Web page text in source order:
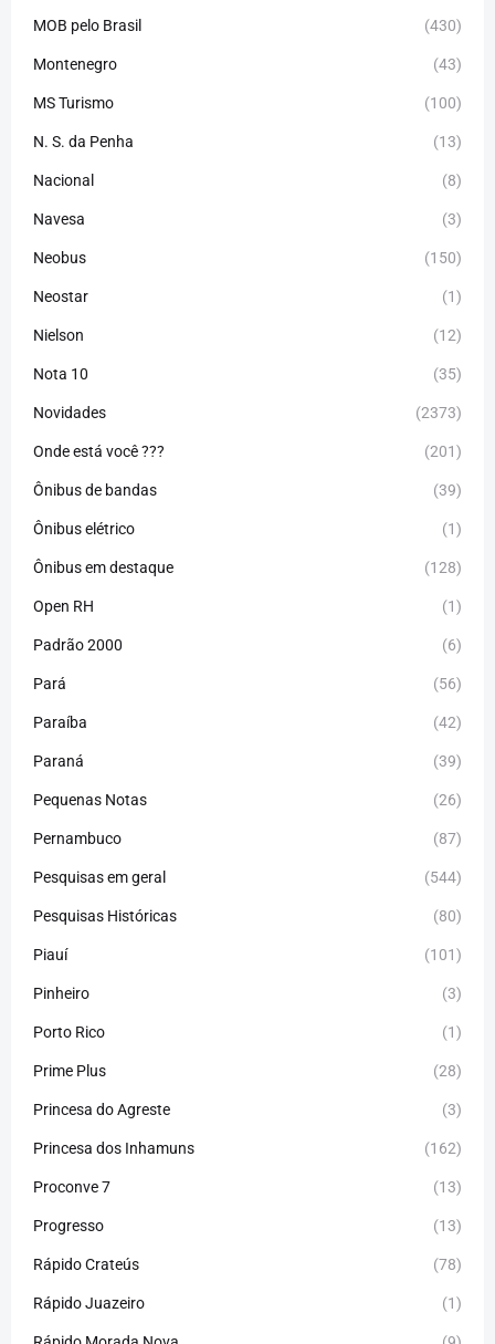
MOB pelo Brasil (430)
Montenegro (43)
MS Turismo (100)
N. S. da Penha (13)
Nacional (8)
Navesa (3)
Neobus (150)
Neostar (1)
Nielson (12)
Nota 10 (35)
Novidades (2373)
Onde está você ??? (201)
Ônibus de bandas (39)
Ônibus elétrico (1)
Ônibus em destaque (128)
Open RH (1)
Padrão 2000 (6)
Pará (56)
Paraíba (42)
Paraná (39)
Pequenas Notas (26)
Pernambuco (87)
Pesquisas em geral (544)
Pesquisas Históricas (80)
Piauí (101)
Pinheiro (3)
Porto Rico (1)
Prime Plus (28)
Princesa do Agreste (3)
Princesa dos Inhamuns (162)
Proconve 7 (13)
Progresso (13)
Rápido Crateús (78)
Rápido Juazeiro (1)